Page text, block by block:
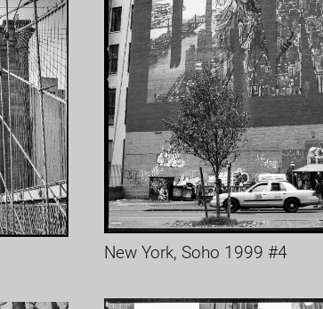
New York, Soho 1999 #4